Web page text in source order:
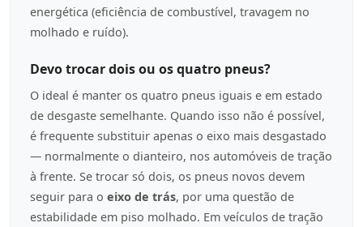
energética (eficiência de combustível, travagem no
molhado e ruído).
Devo trocar dois ou os quatro pneus?
O ideal é manter os quatro pneus iguais e em estado
de desgaste semelhante. Quando isso não é possível,
é frequente substituir apenas o eixo mais desgastado
— normalmente o dianteiro, nos automóveis de tração
à frente. Se trocar só dois, os pneus novos devem
seguir para o eixo de trás, por uma questão de
estabilidade em piso molhado. Em veículos de tração